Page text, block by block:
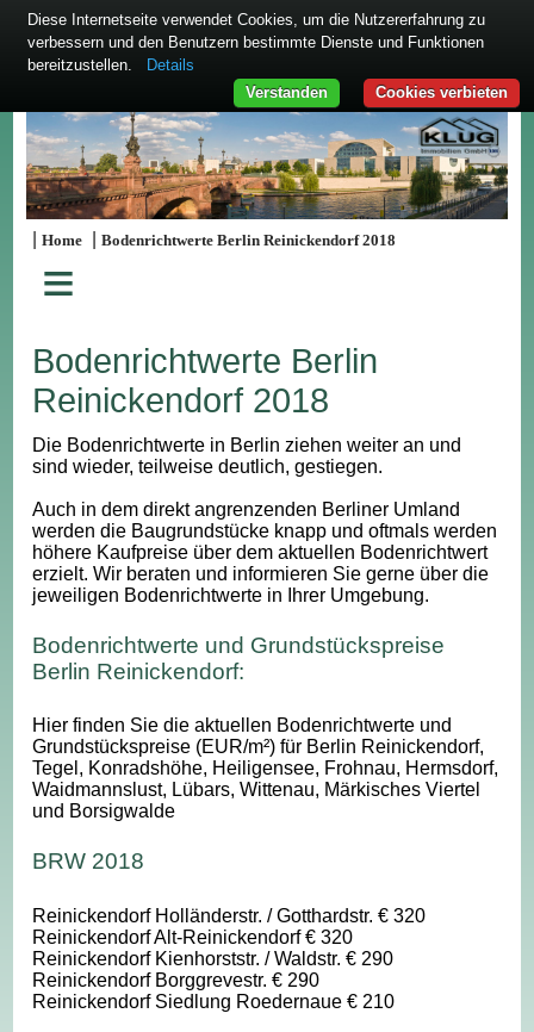
|Home |Bodenrichtwerte Berlin Reinickendorf 2018
≡
Bodenrichtwerte Berlin
Reinickendorf 2018
Die Bodenrichtwerte in Berlin ziehen weiter an und
sind wieder, teilweise deutlich, gestiegen.
Auch in dem direkt angrenzenden Berliner Umland
werden die Baugrundstücke knapp und oftmals werden
höhere Kaufpreise über dem aktuellen Bodenrichtwert
erzielt. Wir beraten und informieren Sie gerne über die
jeweiligen Bodenrichtwerte in Ihrer Umgebung.
Bodenrichtwerte und Grundstückspreise
Berlin Reinickendorf:
Hier finden Sie die aktuellen Bodenrichtwerte und
Grundstückspreise (EUR/m²) für Berlin Reinickendorf,
Tegel, Konradshöhe, Heiligensee, Frohnau, Hermsdorf,
Waidmannslust, Lübars, Wittenau, Märkisches Viertel
und Borsigwalde
BRW 2018
Reinickendorf Holländerstr. / Gotthardstr. € 320
Reinickendorf Alt-Reinickendorf € 320
Reinickendorf Kienhorststr. / Waldstr. € 290
Reinickendorf Borggrevestr. € 290
Reinickendorf Siedlung Roedernaue € 210
Diese Internetseite verwendet Cookies, um die Nutzererfahrung zu
verbessern und den Benutzern bestimmte Dienste und Funktionen
bereitzustellen.
Details
Cookies verbieten
Verstanden